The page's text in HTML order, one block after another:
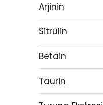
Arjinin
Sitrülin
Betain
Taurin